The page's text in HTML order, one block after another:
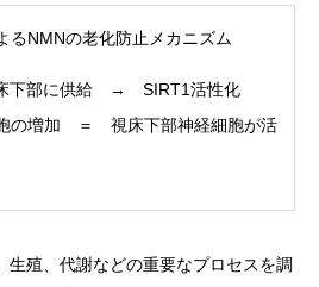
るNMNの老化防止メカニズム
下部に供給 → SIRT1活性化
の増加 ＝ 視床下部神経細胞が活
生殖、代謝などの重要なプロセスを調